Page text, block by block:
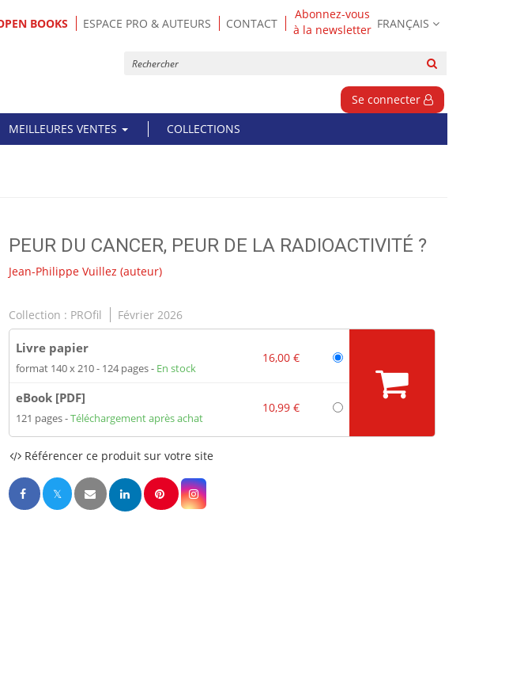
BOOKS ESPACE PRO & AUTEURS CONTACT
Abonnez-vous
à la newsletter FRANÇAIS
Se connecter
MEILLEURES VENTES COLLECTIONS
PEUR DU CANCER, PEUR DE LA RADIOACTIVITÉ ?
Jean-Philippe Vuillez (auteur)
Collection : PROfil Février 2026
Livre papier
format 140 x 210 124 pages En stock
16,00 €
eBook [PDF]
121 pages Téléchargement après achat
10,99 €
Référencer ce produit sur votre site